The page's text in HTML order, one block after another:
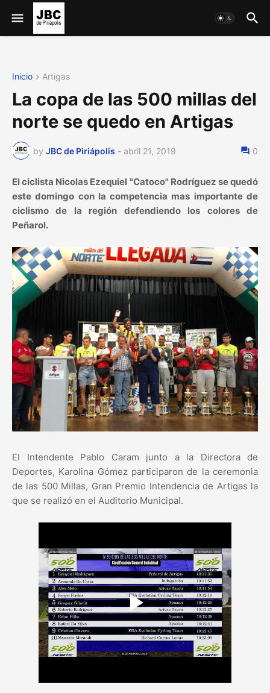
Inicio Artigas
La copa de las 500 millas del
norte se quedo en Artigas
by JBC de Piriápolis - abril 21, 2019 0
El ciclista Nicolas Ezequiel "Catoco" Rodríguez se quedó
este domingo con la competencia mas importante de
ciclismo de la región defendiendo los colores de
Peñarol.
El Intendente Pablo Caram junto a la Directora de
Deportes, Karolina Gómez participaron de la ceremonia
de las 500 Millas, Gran Premio Intendencia de Artigas la
que se realizó en el Auditorio Municipal.